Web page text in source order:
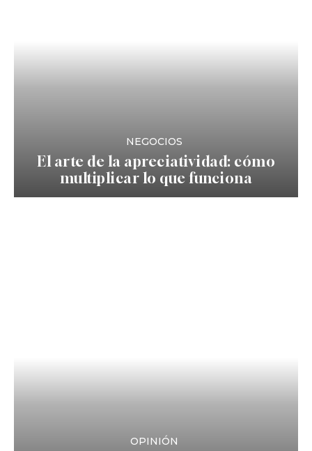
NEGOCIOS
El arte de la apreciatividad: cómo
multiplicar lo que funciona
OPINIÓN